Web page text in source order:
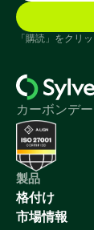
「購読」をクリ
カーボンデ
製品
格付け
市場情報